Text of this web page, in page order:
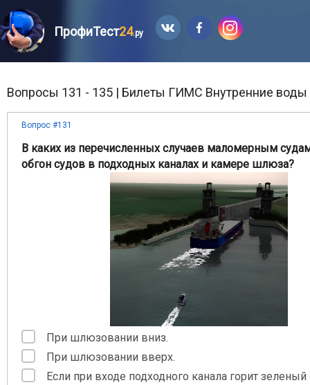
ПрофиТест24.ру
Вопросы 131 - 135 | Билеты ГИМС Внутренние
Вопрос #131
В каких из перечисленных случаев маломерным
обгон судов в подходных каналах и камере шлюза?
При шлюзовании вниз.
При шлюзовании вверх.
Если при входе подходного канала горит зеленый